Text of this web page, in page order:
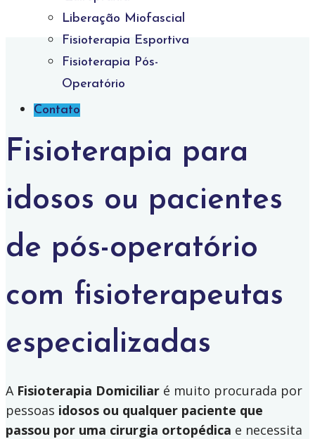
Liberação Miofascial
Fisioterapia Esportiva
Fisioterapia Pós-
Operatório
Contato
Fisioterapia para
idosos ou pacientes
de pós-operatório
com fisioterapeutas
especializadas
A Fisioterapia Domiciliar é muito procurada por
pessoas idosos ou qualquer paciente que
passou por uma cirurgia ortopédica e necessita